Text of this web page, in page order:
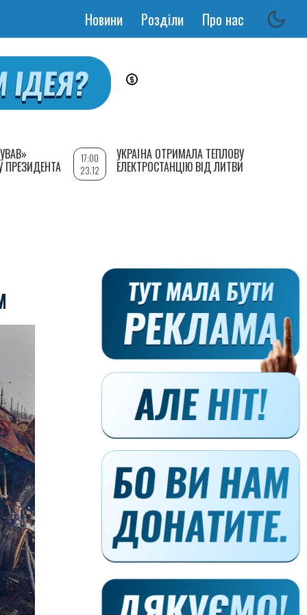
Основная
Новини Розділи Про нас
ПРЕЗИДЕНТА
17:00
23.12
УКРАЇНА ОТРИМАЛА ТЕПЛОВУ
ЕЛЕКТРОСТАНЦІЮ ВІД ЛИТВИ